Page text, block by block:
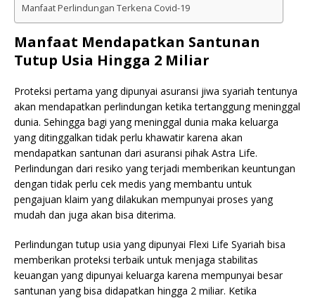
Manfaat Perlindungan Terkena Covid-19
Manfaat Mendapatkan Santunan
Tutup Usia Hingga 2 Miliar
Proteksi pertama yang dipunyai asuransi jiwa syariah tentunya
akan mendapatkan perlindungan ketika tertanggung meninggal
dunia. Sehingga bagi yang meninggal dunia maka keluarga
yang ditinggalkan tidak perlu khawatir karena akan
mendapatkan santunan dari asuransi pihak Astra Life.
Perlindungan dari resiko yang terjadi memberikan keuntungan
dengan tidak perlu cek medis yang membantu untuk
pengajuan klaim yang dilakukan mempunyai proses yang
mudah dan juga akan bisa diterima.
Perlindungan tutup usia yang dipunyai Flexi Life Syariah bisa
memberikan proteksi terbaik untuk menjaga stabilitas
keuangan yang dipunyai keluarga karena mempunyai besar
santunan yang bisa didapatkan hingga 2 miliar. Ketika